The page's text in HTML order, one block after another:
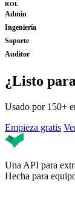
ROL
Admin
Ingeniería
Soporte
Auditor
¿Listo
Usado por 150+
Empieza gratis
Una API para
Hecha para